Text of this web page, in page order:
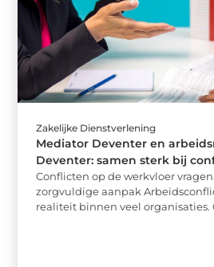
Zakelijke Dienstverlening
Mediator Deventer en
Deventer: samen sterk bij
Conflicten op de werkvloer
zorgvuldige aanpak
realiteit binnen veel organisaties.